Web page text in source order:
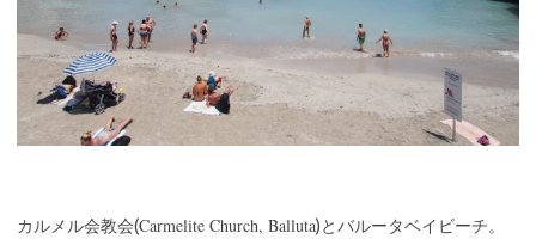
カルメル会教会(Carmelite Church, Balluta)とバルータベイビーチ。